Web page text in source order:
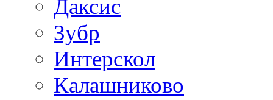
Даксис
Зубр
Интерскол
Калашниково